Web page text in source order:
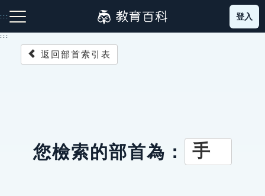
到
主
::: 登入
:::
返回部首索引表
您檢索的部首為： 手